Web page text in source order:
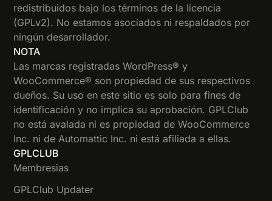
redistribuidos bajo los términos de la licencia
(GPLv2). No estamos asociados ni respaldados por
ningún desarrollador.
NOTA
Las marcas registradas WordPress® y
WooCommerce® son propiedad de sus respectivos
dueños. Su uso en este sitio es solo para fines de
identificación y no implica su aprobación. GPLClub
no está avalada ni es propiedad de WooCommerce
Inc. ni de Automattic Inc. ni está afiliada a ellas.
GPLCLUB
Membresias
GPLClub Updater